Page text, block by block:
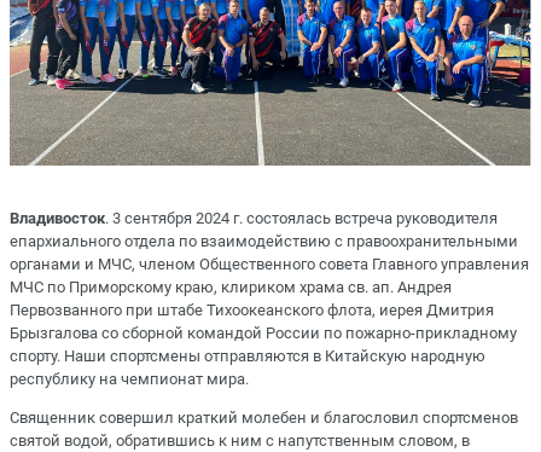
Владивосток. 3 сентября 2024 г. состоялась встреча руководителя
епархиального отдела по взаимодействию с правоохранительными
органами и МЧС, членом Общественного совета Главного управления
МЧС по Приморскому краю, клириком храма св. ап. Андрея
Первозванного при штабе Тихоокеанского флота, иерея Дмитрия
Брызгалова со сборной командой России по пожарно-прикладному
спорту. Наши спортсмены отправляются в Китайскую народную
республику на чемпионат мира.
Священник совершил краткий молебен и благословил спортсменов
святой водой, обратившись к ним с напутственным словом, в